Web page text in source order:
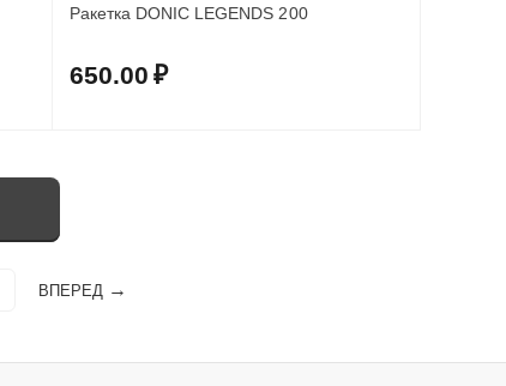
Ракетка DONIC LEGENDS 200
650.00 ₽
ВПЕРЕД